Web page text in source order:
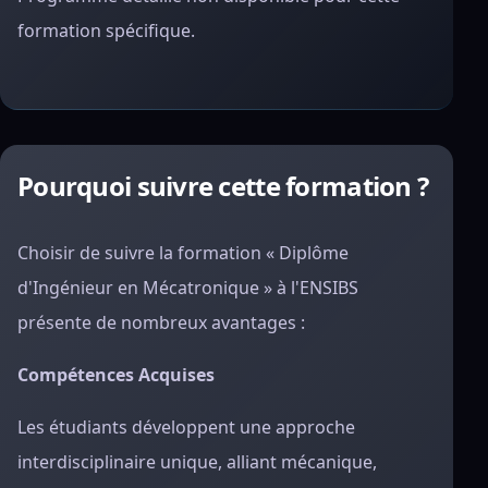
formation spécifique.
Pourquoi suivre cette formation ?
Choisir de suivre la formation « Diplôme
d'Ingénieur en Mécatronique » à l'ENSIBS
présente de nombreux avantages :
Compétences Acquises
Les étudiants développent une approche
interdisciplinaire unique, alliant mécanique,